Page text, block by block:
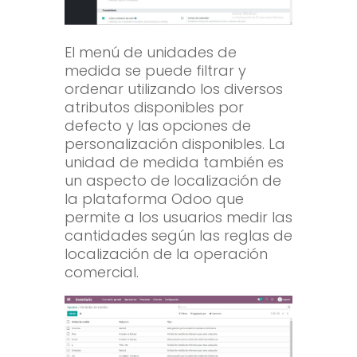
El menú de unidades de
medida se puede filtrar y
ordenar utilizando los diversos
atributos disponibles por
defecto y las opciones de
personalización disponibles. La
unidad de medida también es
un aspecto de localización de
la plataforma Odoo que
permite a los usuarios medir las
cantidades según las reglas de
localización de la operación
comercial.